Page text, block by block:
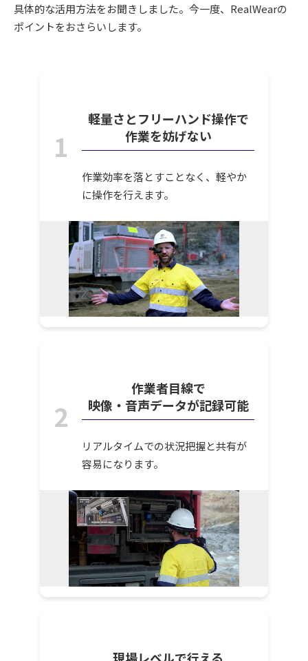
具体的な活用方法をお聞きしました。今一度、RealWearの
ポイントをおさらいします。
1
軽量さとフリーハンド操作で
作業を妨げない
作業効率を落とすことなく、軽やか
に操作を行えます。
2
作業者目線で
映像・音声データが記録可能
リアルタイムでの状況把握と共有が
容易になります。